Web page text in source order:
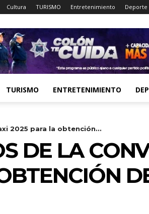
Cultura TURISMO Entretenimiento Deporte
TURISMO ENTRETENIMIENTO
2025 para la obtención...
DE LA